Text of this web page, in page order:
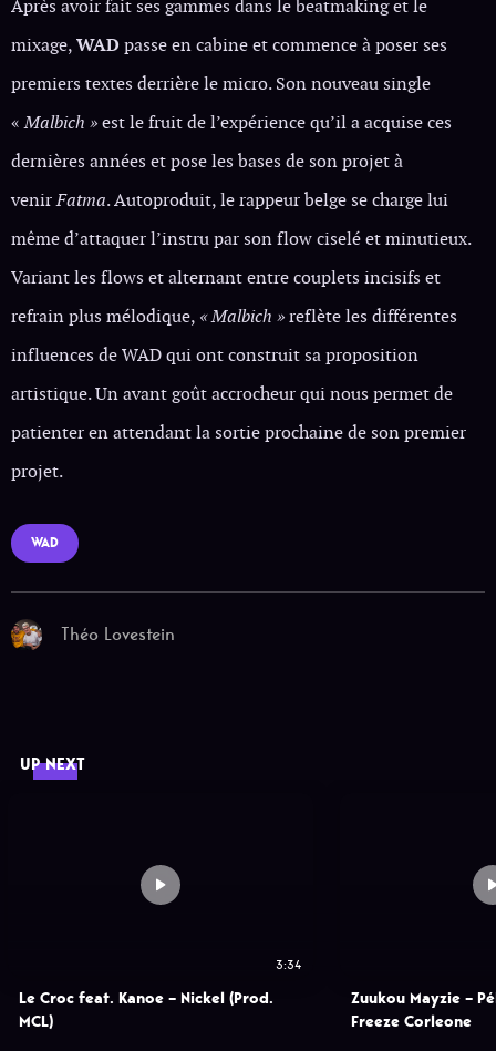
Après avoir fait ses gammes dans le beatmaking et le
mixage,WADpasse en cabine et commence à poser ses
premiers textes derrière le micro. Son nouveau single
«Malbich »est le fruit de l’expérience qu’il a acquise ces
dernières années et pose les bases de son projet à
venirFatma. Autoproduit, le rappeur belge se charge lui
même d’attaquer l’instru par son flow ciselé et minutieux.
Variant les flows et alternant entre couplets incisifs et
refrain plus mélodique, « Malbich »reflète les différentes
influences de WAD qui ont construit sa proposition
artistique. Un avant goût accrocheur qui nous permet de
patienter en attendant la sortie prochaine de son premier
projet.
WAD
Théo Lovestein
UP NEXT
3:34
Le Croc feat. Kanoe – Nickel (Prod.
MCL)
Zuukou Mayzie –
Freeze Corleone